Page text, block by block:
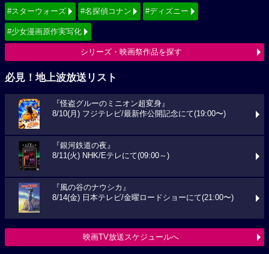
#スターウォーズ #名探偵コナン #ディズニー
#少女漫画原作実写化
シリーズ・映画祭作品を探す
必見！地上波放送リスト
『怪盗グルーのミニオン超変身』
8/10(月) フジテレビ/最新作公開記念にて(19:00〜)
『銀河鉄道の夜』
8/11(火) NHK/Eテレにて(09:00～)
『風の谷のナウシカ』
8/14(金) 日本テレビ/金曜ロードショーにて(21:00〜)
映画TV放送スケジュールへ